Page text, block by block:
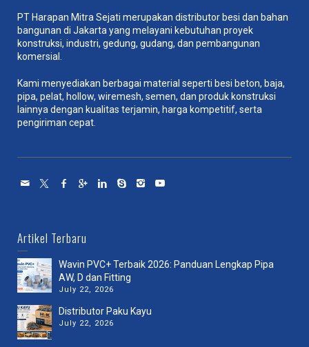
PT Harapan Mitra Sejati merupakan distributor besi dan bahan
bangunan di Jakarta yang melayani kebutuhan proyek
konstruksi, industri, gedung, gudang, dan pembangunan
komersial.
Kami menyediakan berbagai material seperti besi beton, baja,
pipa, pelat, hollow, wiremesh, semen, dan produk konstruksi
lainnya dengan kualitas terjamin, harga kompetitif, serta
pengiriman cepat.
Artikel Terbaru
Wavin PVC+ Terbaik 2026: Panduan Lengkap Pipa
AW, D dan Fitting
July 22, 2026
Distributor Paku Kayu
July 22, 2026